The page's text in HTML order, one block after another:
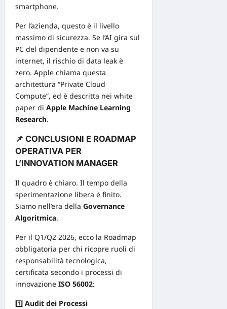
smartphone.
Per l’azienda, questo è il livello
massimo di sicurezza. Se l’AI gira sul
PC del dipendente e non va su
internet, il rischio di data leak è
zero. Apple chiama questa
architettura “Private Cloud
Compute”, ed è descritta nei white
paper di Apple Machine Learning
Research.
📌 CONCLUSIONI E ROADMAP
OPERATIVA PER
L’INNOVATION MANAGER
Il quadro è chiaro. Il tempo della
sperimentazione libera è finito.
Siamo nell’era della Governance
Algoritmica.
Per il Q1/Q2 2026, ecco la Roadmap
obbligatoria per chi ricopre ruoli di
responsabilità tecnologica,
certificata secondo i processi di
innovazione ISO 56002:
1️⃣ Audit dei Processi